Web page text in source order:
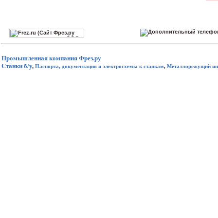
Промышленная компания Фрез.ру
Станки б/у, Паспорта, документация и электросхемы к станкам, Металлорежущий